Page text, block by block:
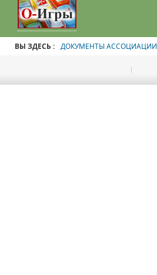
ВЫ ЗДЕСЬ : ДОКУМЕНТЫ АССОЦИАЦИИ